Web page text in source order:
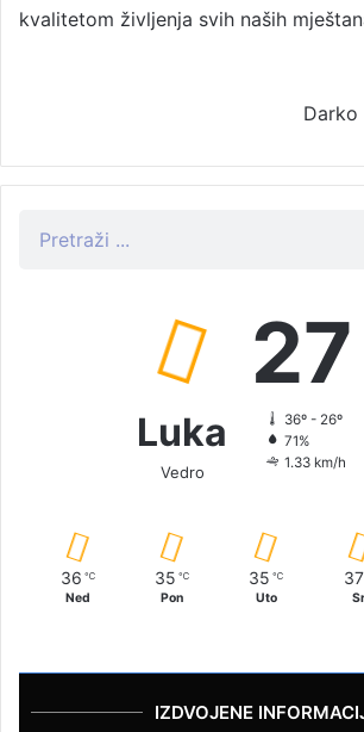
kvalitetom življenja svih naših
Darko
Luka
Vedro
27
36º - 26º
71%
1.33 km/h
36 ℃
Ned
35 ℃
Pon
35 ℃
Uto
37
IZDVOJENE